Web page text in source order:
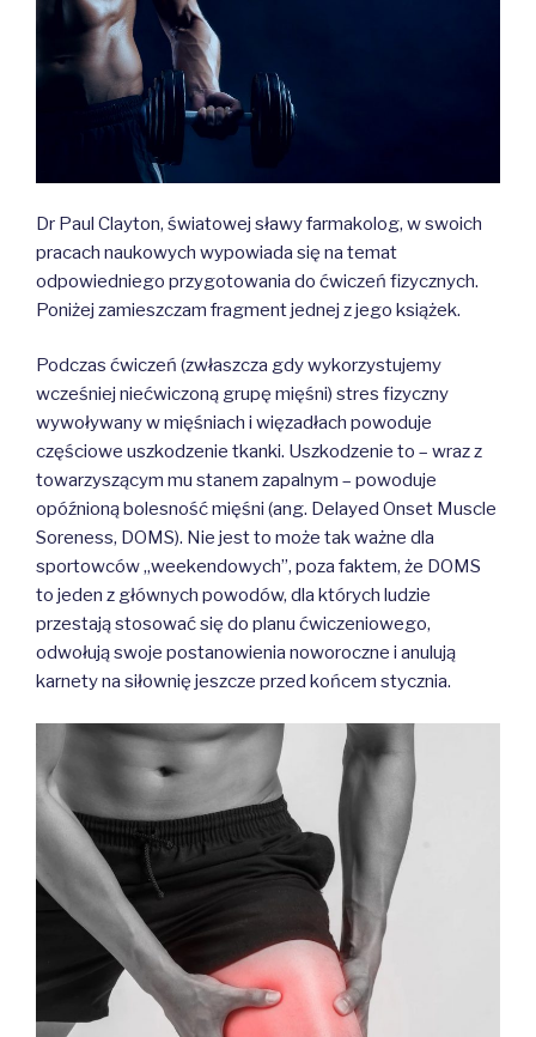
Dr Paul Clayton, światowej sławy farmakolog, w swoich
pracach naukowych wypowiada się na temat
odpowiedniego przygotowania do ćwiczeń fizycznych.
Poniżej zamieszczam fragment jednej z jego książek.
Podczas ćwiczeń (zwłaszcza gdy wykorzystujemy
wcześniej niećwiczoną grupę mięśni) stres fizyczny
wywoływany w mięśniach i więzadłach powoduje
częściowe uszkodzenie tkanki. Uszkodzenie to – wraz z
towarzyszącym mu stanem zapalnym – powoduje
opóźnioną bolesność mięśni (ang. Delayed Onset Muscle
Soreness, DOMS). Nie jest to może tak ważne dla
sportowców „weekendowych”, poza faktem, że DOMS
to jeden z głównych powodów, dla których ludzie
przestają stosować się do planu ćwiczeniowego,
odwołują swoje postanowienia noworoczne i anulują
karnety na siłownię jeszcze przed końcem stycznia.